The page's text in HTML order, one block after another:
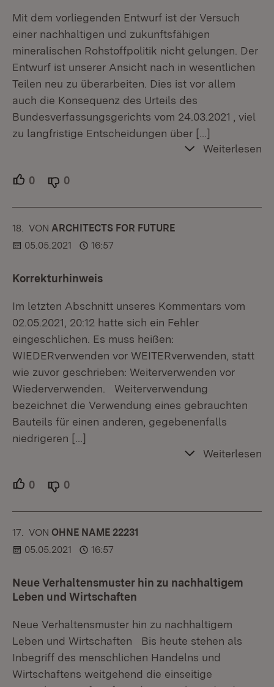
Mit dem vorliegenden Entwurf ist der Versuch
einer nachhaltigen und zukunftsfähigen
mineralischen Rohstoffpolitik nicht gelungen. Der
Entwurf ist unserer Ansicht nach in wesentlichen
Teilen neu zu überarbeiten. Dies ist vor allem
auch die Konsequenz des Urteils des
Bundesverfassungsgerichts vom 24.03.2021 , viel
zu langfristige Entscheidungen über […]
Weiterlesen
0 Unterstützer.
0
18. KOMMENTAR
VON :ARCHITECTS FOR FUTURE
05.05.2021
16:57
Korrekturhinweis
Im letzten Abschnitt unseres Kommentars vom
02.05.2021, 20:12 hatte sich ein Fehler
eingeschlichen. Es muss heißen:
WIEDERverwenden vor WEITERverwenden, statt
wie zuvor geschrieben: Weiterverwenden vor
Wiederverwenden. Weiterverwendung
bezeichnet die Verwendung eines gebrauchten
Bauteils für einen anderen, gegebenenfalls
niedrigeren […]
Weiterlesen
0 Unterstützer.
0
17. KOMMENTAR
VON :OHNE NAME 22231
05.05.2021
16:57
Neue Verhaltensmuster hin zu nachhaltigem
Leben und Wirtschaften
Neue Verhaltensmuster hin zu nachhaltigem
Leben und Wirtschaften Bis heute stehen als
Inbegriff des menschlichen Handelns und
Wirtschaftens weitgehend die einseitige